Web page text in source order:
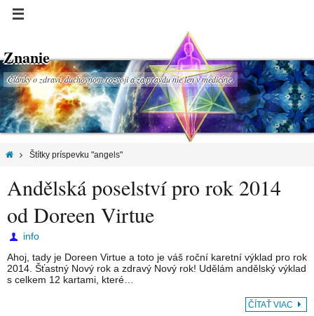
Znanie
Články o zdraví, duchovnom rozvoji a za pravdu nie len v medicíne.
Štítky príspevku "angels"
Andělská poselství pro rok 2014
od Doreen Virtue
info
Ahoj, tady je Doreen Virtue a toto je váš roční karetní výklad pro rok
2014. Šťastný Nový rok a zdravý Nový rok! Udělám andělský výklad
s celkem 12 kartami, které…
ČÍTAŤ VIAC